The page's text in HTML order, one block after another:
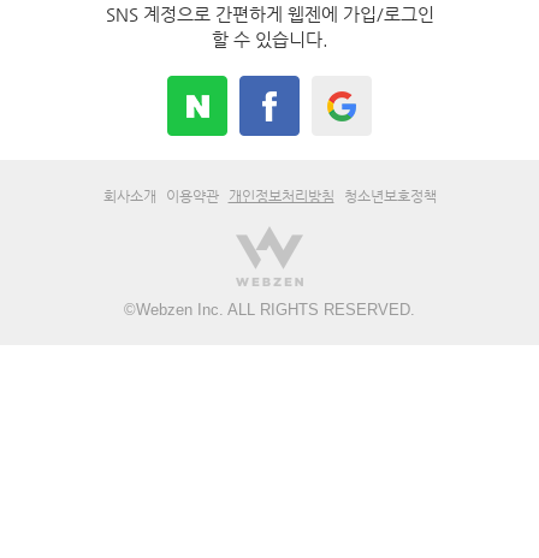
SNS 계정으로 간편하게 웹젠에 가입/로그인
할 수 있습니다.
회사소개 이용약관 개인정보처리방침 청소년보호정책
©Webzen Inc. ALL RIGHTS RESERVED.